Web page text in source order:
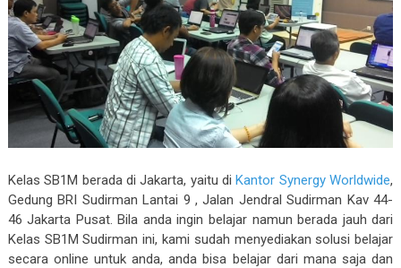
Kelas SB1M berada di Jakarta, yaitu diKantor Synergy Worldwide,
Gedung BRI Sudirman Lantai 9 , Jalan Jendral Sudirman Kav 44-
46 Jakarta Pusat. Bila anda ingin belajar namun berada jauh dari
Kelas SB1M Sudirman ini, kami sudah menyediakan solusi belajar
secara online untuk anda, anda bisa belajar dari mana saja dan